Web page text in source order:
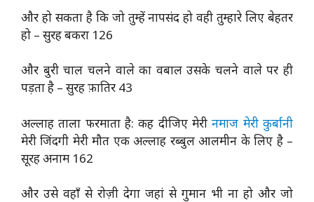
और हो सकता है कि जो तुम्हें नापसंद हो वही तुम्हारे लिए बेहतर
हो – सुरह बकरा 126
और बुरी चाल चलने वाले का वबाल उसके चलने वाले पर ही
पड़ता है – सुरह फ़ातिर 43
अल्लाह ताला फरमाता है: कह दीजिए मेरीनमाज मेरी कुर्बानी
मेरी जिंदगी मेरी मौत एक अल्लाह रब्बुल आलमीन के लिए है –
सूरह अनाम 162
और उसे वहाँ से रोज़ी देगा जहां से गुमान भी ना हो और जो